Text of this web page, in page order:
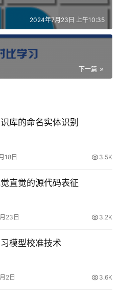
2024年7月23日 上午10:35
下一篇
库的命名实体识别
18日 3.5K
直觉的源代码表征
23日 3.2K
模型校准技术
2日 3.6K